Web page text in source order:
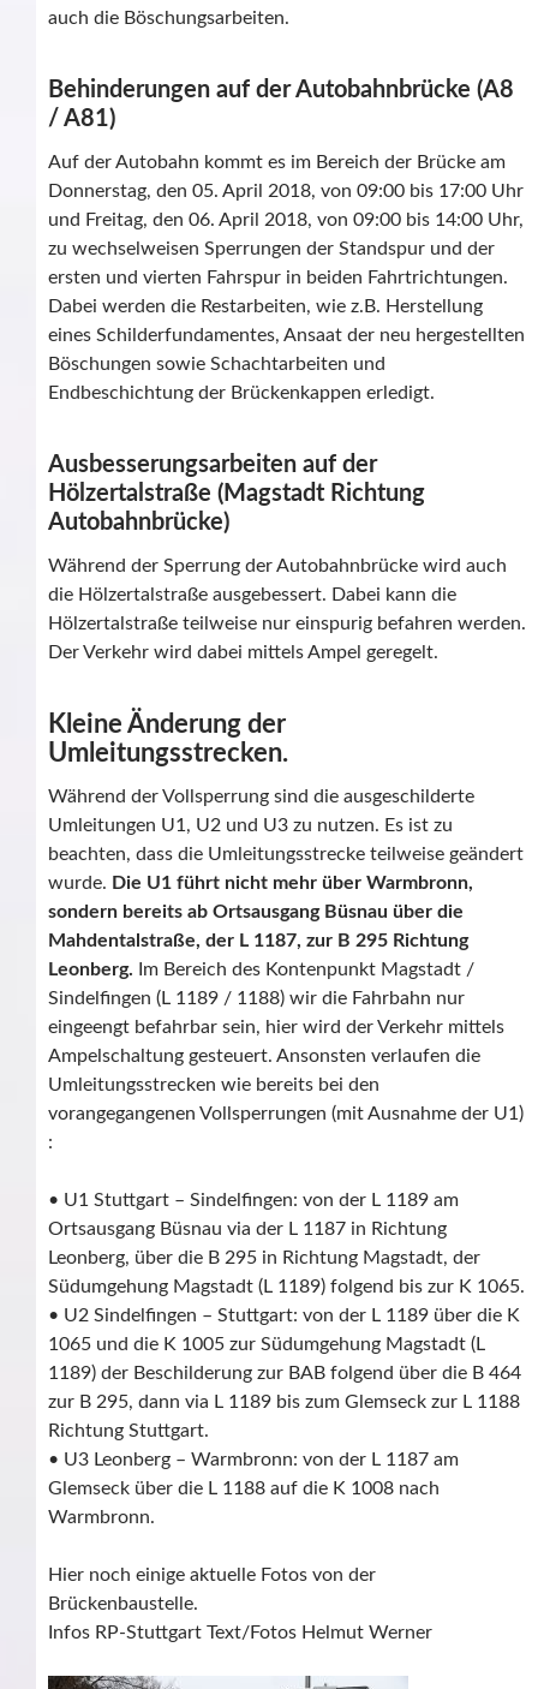
auch die Böschungsarbeiten.
Behinderungen auf der Autobahnbrücke (A8
/ A81)
Auf der Autobahn kommt es im Bereich der Brücke am
Donnerstag, den 05. April 2018, von 09:00 bis 17:00 Uhr
und Freitag, den 06. April 2018, von 09:00 bis 14:00 Uhr,
zu wechselweisen Sperrungen der Standspur und der
ersten und vierten Fahrspur in beiden Fahrtrichtungen.
Dabei werden die Restarbeiten, wie z.B. Herstellung
eines Schilderfundamentes, Ansaat der neu hergestellten
Böschungen sowie Schachtarbeiten und
Endbeschichtung der Brückenkappen erledigt.
Ausbesserungsarbeiten auf der
Hölzertalstraße (Magstadt Richtung
Autobahnbrücke)
Während der Sperrung der Autobahnbrücke wird auch
die Hölzertalstraße ausgebessert. Dabei kann die
Hölzertalstraße teilweise nur einspurig befahren werden.
Der Verkehr wird dabei mittels Ampel geregelt.
Kleine Änderung der
Umleitungsstrecken.
Während der Vollsperrung sind die ausgeschilderte
Umleitungen U1, U2 und U3 zu nutzen. Es ist zu
beachten, dass die Umleitungsstrecke teilweise geändert
wurde. Die U1 führt nicht mehr über Warmbronn,
sondern bereits ab Ortsausgang Büsnau über die
Mahdentalstraße, der L 1187, zur B 295 Richtung
Leonberg. Im Bereich des Kontenpunkt Magstadt /
Sindelfingen (L 1189 / 1188) wir die Fahrbahn nur
eingeengt befahrbar sein, hier wird der Verkehr mittels
Ampelschaltung gesteuert. Ansonsten verlaufen die
Umleitungsstrecken wie bereits bei den
vorangegangenen Vollsperrungen (mit Ausnahme der U1)
:
• U1 Stuttgart – Sindelfingen: von der L 1189 am
Ortsausgang Büsnau via der L 1187 in Richtung
Leonberg, über die B 295 in Richtung Magstadt, der
Südumgehung Magstadt (L 1189) folgend bis zur K 1065.
• U2 Sindelfingen – Stuttgart: von der L 1189 über die K
1065 und die K 1005 zur Südumgehung Magstadt (L
1189) der Beschilderung zur BAB folgend über die B 464
zur B 295, dann via L 1189 bis zum Glemseck zur L 1188
Richtung Stuttgart.
• U3 Leonberg – Warmbronn: von der L 1187 am
Glemseck über die L 1188 auf die K 1008 nach
Warmbronn.
Hier noch einige aktuelle Fotos von der
Brückenbaustelle.
Infos RP-Stuttgart Text/Fotos Helmut Werner